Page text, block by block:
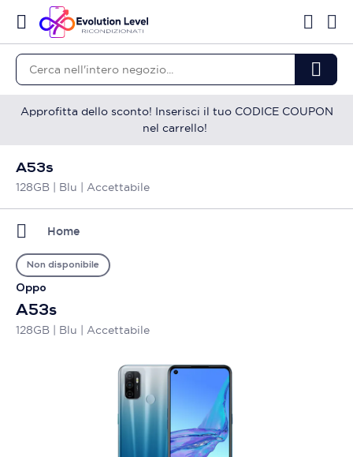
Approfitta dello sconto! Inserisci il tuo CODICE COUPON
nel carrello!
A53s
128GB | Blu | Accettabile
Home
Oppo
A53s
128GB | Blu | Accettabile
Non disponibile